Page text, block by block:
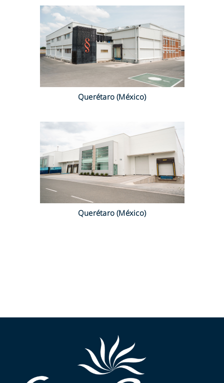
Querétaro (México)
Querétaro (México)